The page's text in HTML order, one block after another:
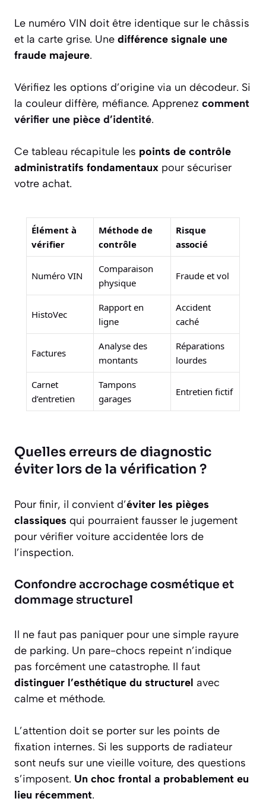
Le numéro VIN doit être identique sur le châssis
et la carte grise. Une différence signale une
fraude majeure.
Vérifiez les options d’origine via un décodeur. Si
la couleur diffère, méfiance. Apprenez comment
vérifier une pièce d’identité.
Ce tableau récapitule les points de contrôle
administratifs fondamentaux pour sécuriser
votre achat.
Élément à
vérifier
Méthode de
contrôle
Risque
associé
Numéro VIN
Comparaison
physique
Fraude et vol
HistoVec
Rapport en
ligne
Accident
caché
Factures
Analyse des
montants
Réparations
lourdes
Carnet
d’entretien
Tampons
garages
Entretien fictif
Quelles erreurs de diagnostic
éviter lors de la vérification ?
Pour finir, il convient d’éviter les pièges
classiques qui pourraient fausser le jugement
pour vérifier voiture accidentée lors de
l’inspection.
Confondre accrochage cosmétique et
dommage structurel
Il ne faut pas paniquer pour une simple rayure
de parking. Un pare-chocs repeint n’indique
pas forcément une catastrophe. Il faut
distinguer l’esthétique du structurel avec
calme et méthode.
L’attention doit se porter sur les points de
fixation internes. Si les supports de radiateur
sont neufs sur une vieille voiture, des questions
s’imposent. Un choc frontal a probablement eu
lieu récemment.